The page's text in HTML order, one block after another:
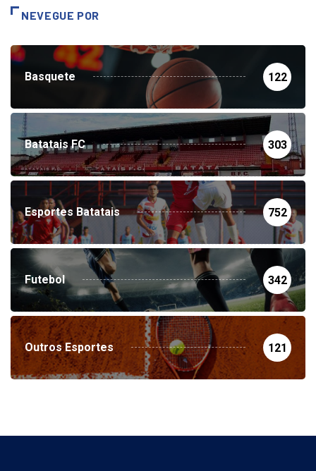
NEVEGUE POR
Basquete 122
Batatais FC 303
Esportes Batatais 752
Futebol 342
Outros Esportes 121